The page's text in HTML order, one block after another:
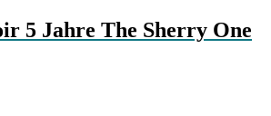
5 Jahre The Sherry One